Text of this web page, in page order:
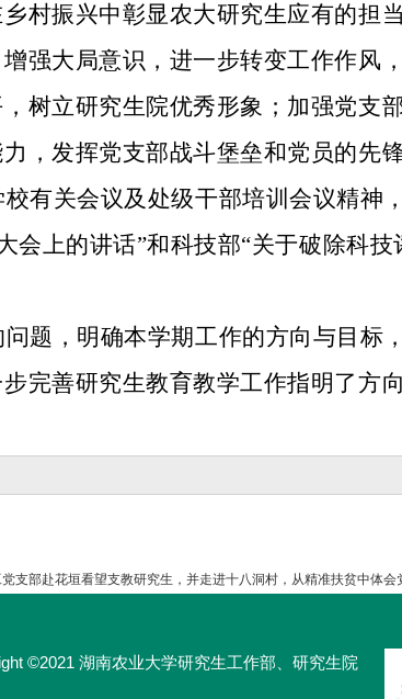
村振兴中彰显农大研究生应有的担当
增强大局意识， 进一步转变工作作风
树立研究生院优秀形象；加强党支
，发挥党支部战斗堡垒和党员的先锋
有关会议及处级干部培训会议精神
上的讲话”和科技部“关于破除科技
题，明确本学期工作的方向与目标
完善研究生教育教学工作指明了方向
部赴花垣看望支教研究生，并走进十八洞村，从精准扶贫中体会
©2021 湖南农业大学研究生工作部、研究生院